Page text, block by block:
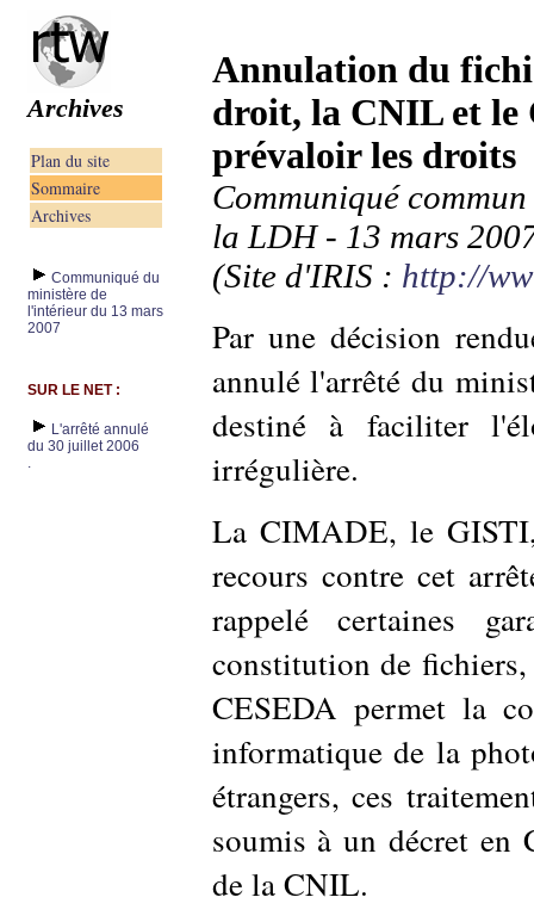
Archives
Plan du site
Sommaire
Archives
Communiqué du
ministère de
l'intérieur du 13 mars
2007
SUR LE NET :
L'arrêté annulé
du 30 juillet 2006
.
Annulation du
droit, la CNIL et le
prévaloir les droits
Communiqué
la LDH - 13 mars
(Site d'IRIS : http://
Par une décision
annulé l'arrêté du
destiné à faciliter
irrégulière.
La CIMADE, le
recours contre cet
rappelé certaines
constitution de
CESEDA permet la
informatique de la
étrangers, ces
soumis à un décret en
de la CNIL.